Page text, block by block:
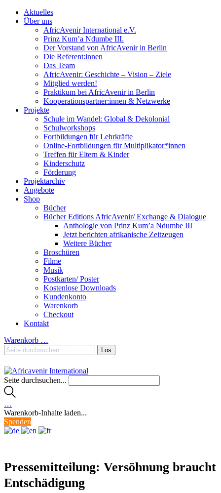
Aktuelles
Über uns
AfricAvenir International e.V.
Prinz Kum’a Ndumbe III.
Der Vorstand von AfricAvenir in Berlin
Die Referent:innen
Das Team
AfricAvenir: Geschichte – Vision – Ziele
Mitglied werden!
Praktikum bei AfricAvenir in Berlin
Kooperationspartner:innen & Netzwerke
Projekte
Schule im Wandel: Global & Dekolonial
Schulworkshops
Fortbildungen für Lehrkräfte
Online-Fortbildungen für Multiplikator*innen
Treffen für Eltern & Kinder
Kinderschutz
Förderung
Projektarchiv
Angebote
Shop
Bücher
Bücher Editions AfricAvenir/ Exchange & Dialogue
Anthologie von Prinz Kum’a Ndumbe III
Jetzt berichten afrikanische Zeitzeugen
Weitere Bücher
Broschüren
Filme
Musik
Postkarten/ Poster
Kostenlose Downloads
Kundenkonto
Warenkorb
Checkout
Kontakt
Warenkorb …
Seite durchsuchen...
…
Warenkorb-Inhalte laden...
Spenden
Pressemitteilung: Versöhnung braucht
Entschädigung